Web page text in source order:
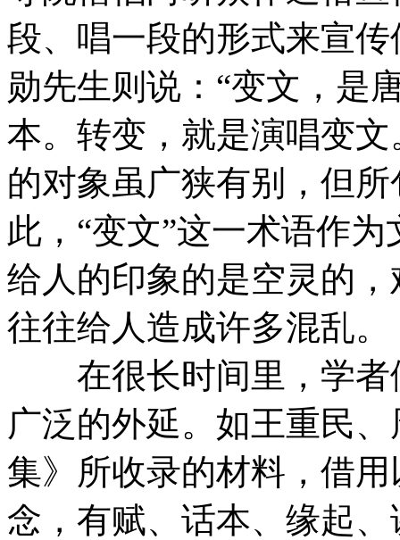
段、唱一段的形式来宣
勋先生则说：“变文，是
本。转变，就是演唱变
的对象虽广狭有别，但
此，“变文”这一术语作
给人的印象的是空灵的
往往给人造成许多混乱。
在很长时间里，学者
广泛的外延。如王重民
集》所收录的材料，借
念，有赋、话本、缘起